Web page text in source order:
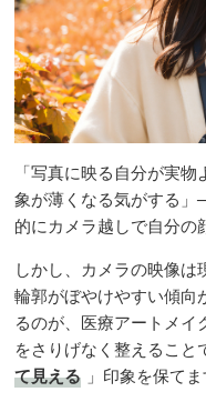
「写真に映る自分が実
象が薄くなる気がする
的にカメラ越しで自分の
しかし、カメラの映像は
輪郭がぼやけやすい傾向
るのが、医療アートメイ
をさりげなく整えること
て見える 」印象を保てま